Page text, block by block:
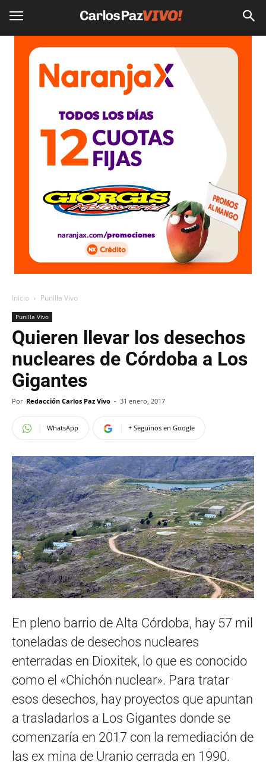
Inicio Punilla Vivo
Punilla Vivo
Quieren llevar los desechos
nucleares de Córdoba a Los
Gigantes
Por Redacción Carlos Paz Vivo - 31 enero, 2017
WhatsApp + Seguinos en Google
En pleno barrio de Alta Córdoba, hay 57 mil
toneladas de desechos nucleares
enterradas en Dioxitek, lo que es conocido
como el «Chichón nuclear». Para tratar
esos desechos, hay proyectos que apuntan
a trasladarlos a Los Gigantes donde se
comenzaría en 2017 con la remediación de
las ex mina de Uranio cerrada en 1990.